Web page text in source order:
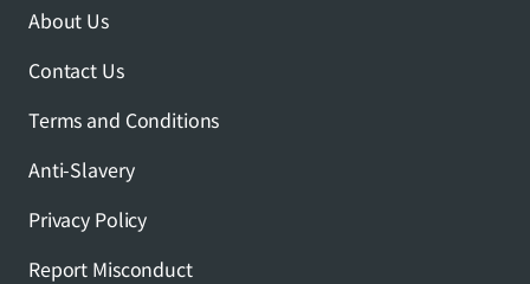
About Us
Contact Us
Terms and Conditions
Anti-Slavery
Privacy Policy
Report Misconduct